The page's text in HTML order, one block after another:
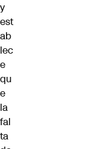
y
est
ab
lec
e
qu
e
la
fal
ta